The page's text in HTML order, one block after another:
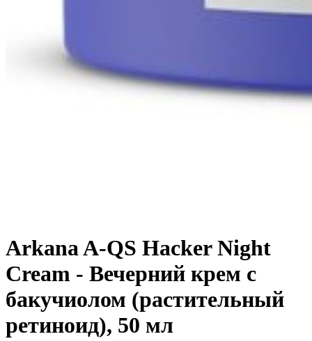
Arkana A-QS Hacker Night
Cream - Вечерний крем с
бакучиолом (растительный
ретиноид), 50 мл